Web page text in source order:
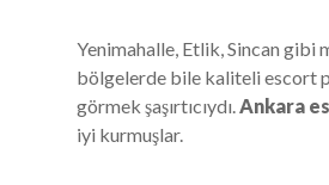
Yenimahalle, Etlik, Sincan gibi
bölgelerde bile kaliteli escort
görmek şaşırtıcıydı.Ankara
iyi kurmuşlar.